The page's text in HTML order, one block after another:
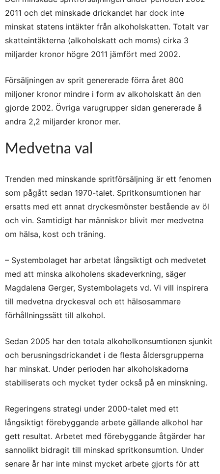
2011 och det minskade drickandet har dock inte
minskat statens intäkter från alkoholskatten. Totalt var
skatteintäkterna (alkoholskatt och moms) cirka 3
miljarder kronor högre 2011 jämfört med 2002.
Försäljningen av sprit genererade förra året 800
miljoner kronor mindre i form av alkoholskatt än den
gjorde 2002. Övriga varugrupper sidan genererade å
andra 2,2 miljarder kronor mer.
Medvetna val
Trenden med minskande spritförsäljning är ett fenomen
som pågått sedan 1970-talet. Spritkonsumtionen har
ersatts med ett annat dryckesmönster bestående av öl
och vin. Samtidigt har människor blivit mer medvetna
om hälsa, kost och träning.
– Systembolaget har arbetat långsiktigt och medvetet
med att minska alkoholens skadeverkning, säger
Magdalena Gerger, Systembolagets vd. Vi vill inspirera
till medvetna dryckesval och ett hälsosammare
förhållningssätt till alkohol.
Sedan 2005 har den totala alkoholkonsumtionen sjunkit
och berusningsdrickandet i de flesta åldersgrupperna
har minskat. Under perioden har alkoholskadorna
stabiliserats och mycket tyder också på en minskning.
Regeringens strategi under 2000-talet med ett
långsiktigt förebyggande arbete gällande alkohol har
gett resultat. Arbetet med förebyggande åtgärder har
sannolikt bidragit till minskad spritkonsumtion. Under
senare år har inte minst mycket arbete gjorts för att